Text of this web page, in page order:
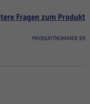
Fragen zum Produkt
PRODUKTNUMMER 69